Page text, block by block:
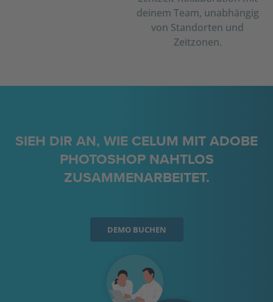
deinem Team, unabhängig
von Standorten und
Zeitzonen.
SIEH DIR AN, WIE CELUM MIT ADOBE
PHOTOSHOP NAHTLOS
ZUSAMMENARBEITET.
DEMO BUCHEN